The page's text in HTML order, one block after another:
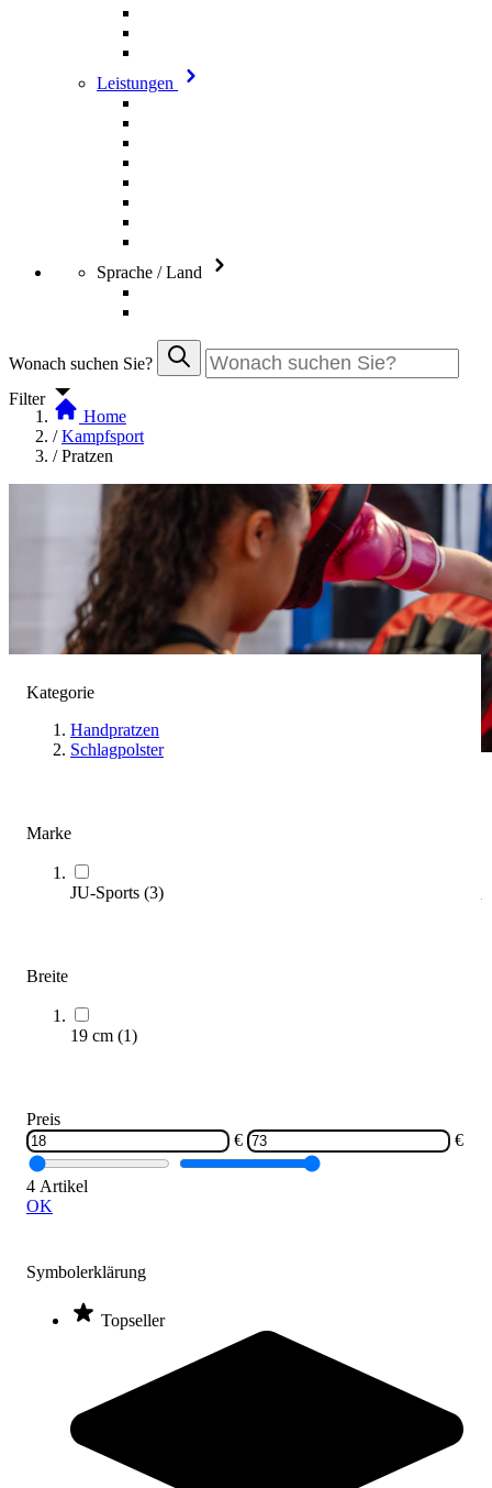
Leistungen
Sprache / Land
Wonach suchen Sie?
Filter
Kategorie
Handpratzen
Schlagpolster
Marke
JU-Sports (3)
Breite
19 cm (1)
Preis
€
€
4 Artikel
OK
Symbolerklärung
Topseller
Home
/ Kampfsport
/ Pratzen
Artikel)
Unser Kaufratgeber unterstützt Sie dabei, die passenden Pratzen
Kategorien & Filter
Sortieren nach
Ju-Sports® Schlagpolster PUNCH
ab
51,60 €
Varianten zur Auswahl
Sofort lieferbar
SALE